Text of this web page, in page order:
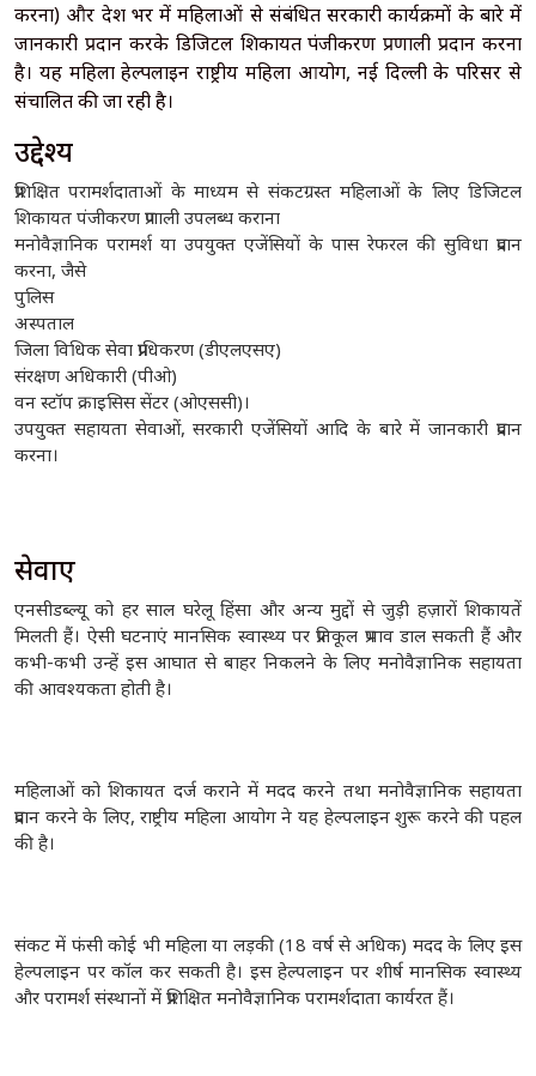
करना) और देश भर में महिलाओं से संबंधित सरकारी कार्यक्रमों के बारे में
जानकारी प्रदान करके डिजिटल शिकायत पंजीकरण प्रणाली प्रदान करना
है। यह महिला हेल्पलाइन राष्ट्रीय महिला आयोग, नई दिल्ली के परिसर से
संचालित की जा रही है।
उद्देश्य
प्रशिक्षित परामर्शदाताओं के माध्यम से संकटग्रस्त महिलाओं के लिए डिजिटल
शिकायत पंजीकरण प्रणाली उपलब्ध कराना
मनोवैज्ञानिक परामर्श या उपयुक्त एजेंसियों के पास रेफरल की सुविधा प्रदान
करना, जैसे
पुलिस
अस्पताल
जिला विधिक सेवा प्राधिकरण (डीएलएसए)
संरक्षण अधिकारी (पीओ)
वन स्टॉप क्राइसिस सेंटर (ओएससी)।
उपयुक्त सहायता सेवाओं, सरकारी एजेंसियों आदि के बारे में जानकारी प्रदान
करना।
सेवाएं
एनसीडब्ल्यू को हर साल घरेलू हिंसा और अन्य मुद्दों से जुड़ी हज़ारों शिकायतें
मिलती हैं। ऐसी घटनाएं मानसिक स्वास्थ्य पर प्रतिकूल प्रभाव डाल सकती हैं और
कभी-कभी उन्हें इस आघात से बाहर निकलने के लिए मनोवैज्ञानिक सहायता
की आवश्यकता होती है।
महिलाओं को शिकायत दर्ज कराने में मदद करने तथा मनोवैज्ञानिक सहायता
प्रदान करने के लिए, राष्ट्रीय महिला आयोग ने यह हेल्पलाइन शुरू करने की पहल
की है।
संकट में फंसी कोई भी महिला या लड़की (18 वर्ष से अधिक) मदद के लिए इस
हेल्पलाइन पर कॉल कर सकती है। इस हेल्पलाइन पर शीर्ष मानसिक स्वास्थ्य
और परामर्श संस्थानों में प्रशिक्षित मनोवैज्ञानिक परामर्शदाता कार्यरत हैं।